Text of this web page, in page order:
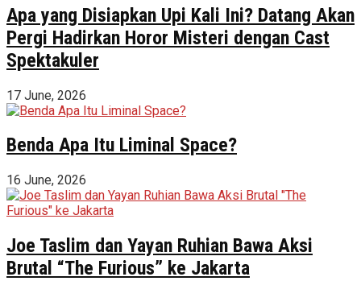
Apa yang Disiapkan Upi Kali Ini? Datang Akan
Pergi Hadirkan Horor Misteri dengan Cast
Spektakuler
17 June, 2026
Benda Apa Itu Liminal Space?
16 June, 2026
Joe Taslim dan Yayan Ruhian Bawa Aksi
Brutal “The Furious” ke Jakarta